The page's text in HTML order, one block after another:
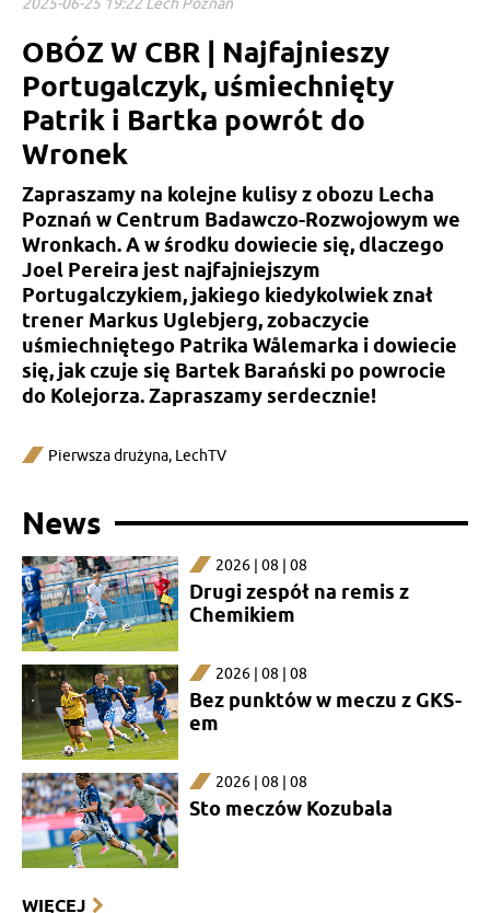
2025-06-25 19:22 Lech Poznań
OBÓZ W CBR | Najfajnieszy
Portugalczyk, uśmiechnięty
Patrik i Bartka powrót do
Wronek
Zapraszamy na kolejne kulisy z obozu Lecha
Poznań w Centrum Badawczo-Rozwojowym we
Wronkach. A w środku dowiecie się, dlaczego
Joel Pereira jest najfajniejszym
Portugalczykiem, jakiego kiedykolwiek znał
trener Markus Uglebjerg, zobaczycie
uśmiechniętego Patrika Wålemarka i dowiecie
się, jak czuje się Bartek Barański po powrocie
do Kolejorza. Zapraszamy serdecznie!
Pierwsza drużyna, LechTV
News
2026 | 08 | 08
Drugi zespół na remis z
Chemikiem
2026 | 08 | 08
Bez punktów w meczu z GKS-
em
2026 | 08 | 08
Sto meczów Kozubala
WIĘCEJ